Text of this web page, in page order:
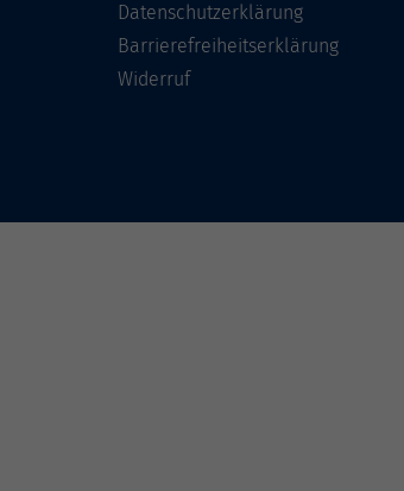
Datenschutzerklärung
Barrierefreiheitserklärung
Widerruf